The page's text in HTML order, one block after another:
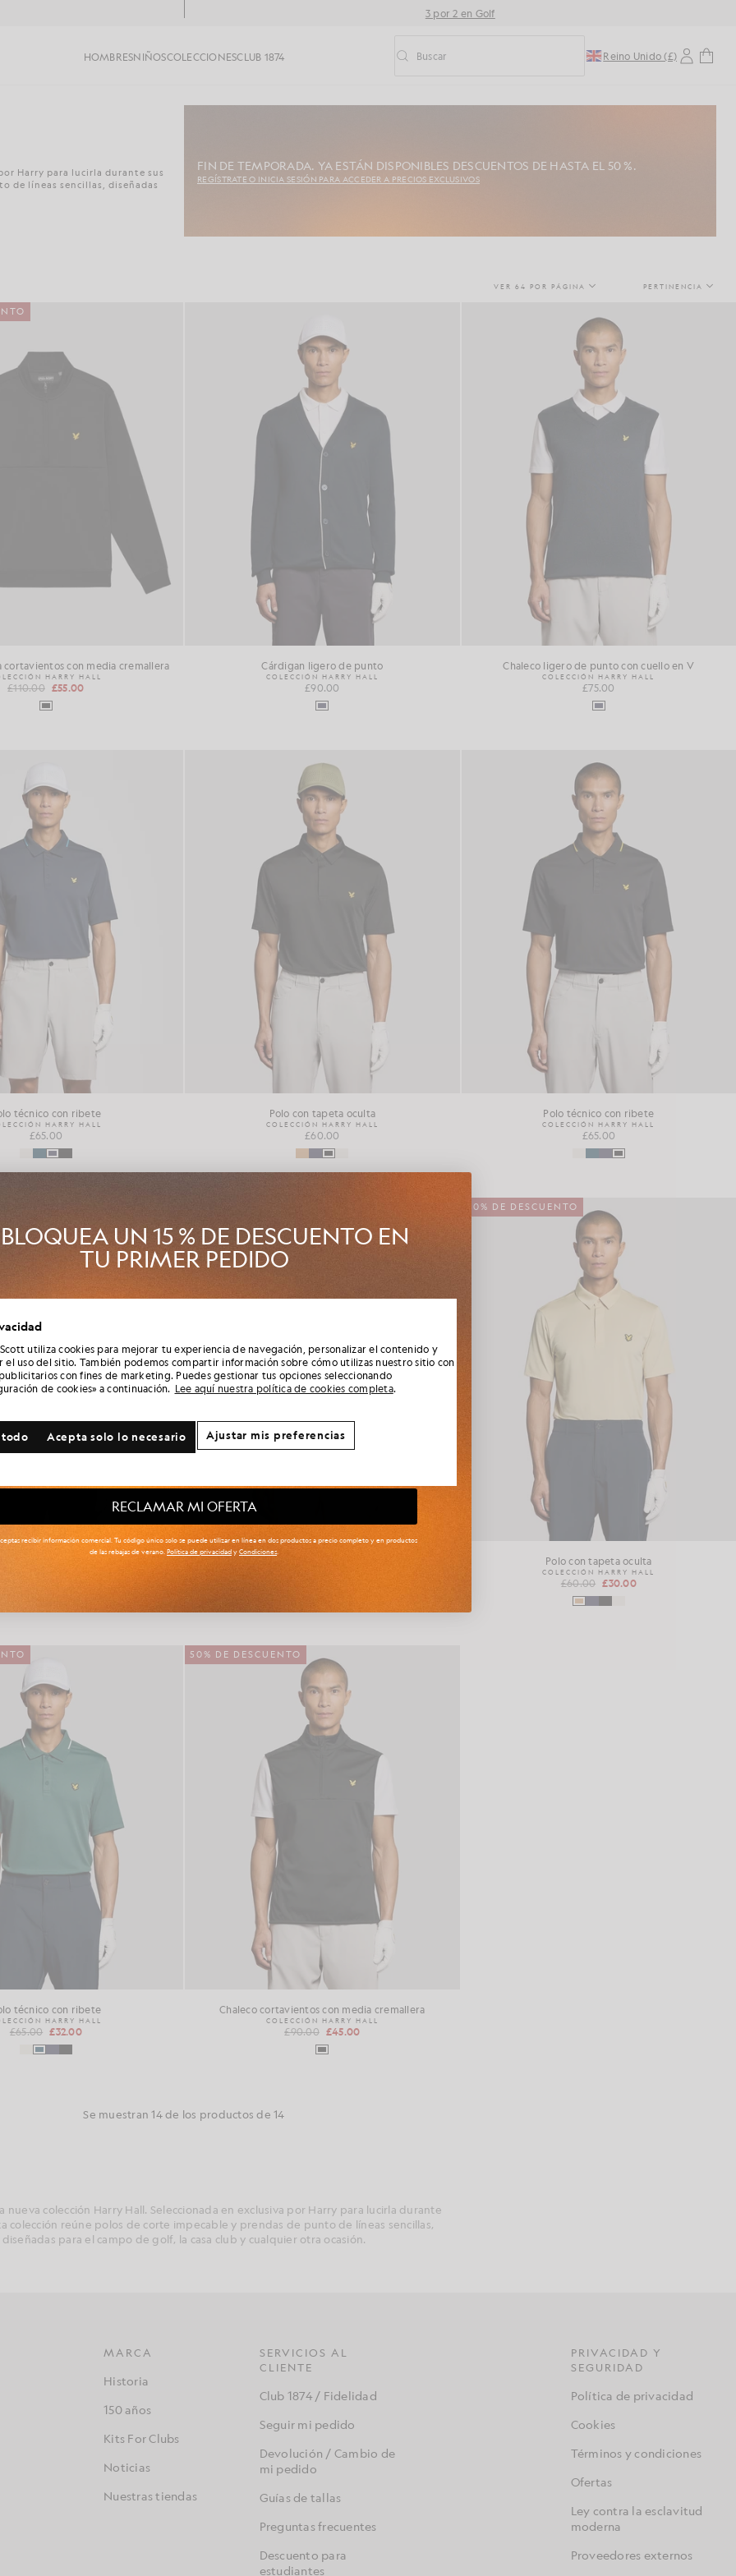
3 por 2 en Golf
HOMBRESNIÑOSCOLECCIONESCLUB 1874 Activar/desactivar la búsqueda predictiva
Buscar Reino Unido (£)
Harry para lucirla durante sus
de líneas sencillas, diseñadas
FIN DE TEMPORADA. YA ESTÁN DISPONIBLES DESCUENTOS DE HASTA EL 50 %.
REGÍSTRATE O INICIA SESIÓN PARA ACCEDER A PRECIOS EXCLUSIVOS
VER 64 POR PÁGINA PERTINENCIA
cortavientos con media cremallera
HARRY HALL
£110.00 £55.00
Cárdigan ligero de punto
COLECCIÓN HARRY HALL
£90.00
Chaleco ligero de punto con cuello en V
COLECCIÓN HARRY HALL
£75.00
técnico con ribete
HARRY HALL
£65.00
Polo con tapeta oculta
COLECCIÓN HARRY HALL
£60.00
Polo técnico con ribete
COLECCIÓN HARRY HALL
£65.00
50% DE DESCUENTO
Polo con tapeta oculta
COLECCIÓN HARRY HALL
£60.00 £30.00
técnico con ribete
HARRY HALL
£65.00 £32.00
50% DE DESCUENTO
Chaleco cortavientos con media cremallera
COLECCIÓN HARRY HALL
£90.00 £45.00
Se muestran 14 de los productos de 14
nueva colección Harry Hall. Seleccionada en exclusiva por Harry para lucirla durante
colección reúne polos de corte impecable y prendas de punto de líneas sencillas,
diseñadas para el campo de golf, la casa club y cualquier otra ocasión.
MARCA
Historia
150 años
Kits For Clubs
Noticias
Nuestras tiendas
SERVICIOS AL
CLIENTE
Club 1874 / Fidelidad
Seguir mi pedido
Devolución / Cambio de
mi pedido
Guías de tallas
Preguntas frecuentes
Descuento para
estudiantes
PRIVACIDAD Y
SEGURIDAD
Política de privacidad
Cookies
Términos y condiciones
Ofertas
Ley contra la esclavitud
moderna
Proveedores externos
utiliza cookies para mejorar tu experiencia de navegación, personalizar el contenido y
el uso del sitio. También podemos compartir información sobre cómo utilizas nuestro sitio con
con fines de marketing. Puedes gestionar tus opciones seleccionando
de cookies» a continuación. Lee aquí nuestra política de cookies completa.
Acepta solo lo necesario Ajustar mis preferencias
UN 15 % DE DESCUENTO EN
TU PRIMER PEDIDO
las colaboraciones y las rebajas de temporada exclusivas para socios,
además de conseguir un código de bienvenida único del 15 %.
preferencia adicional en cuanto a la comunicación?
RECLAMAR MI OFERTA
recibir información comercial. Tu código único solo se puede utilizar en línea en dos productos a precio completo y en productos
de las rebajas de verano. Política de privacidadyCondiciones